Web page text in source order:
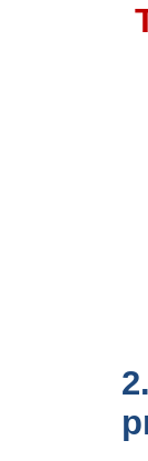
2.